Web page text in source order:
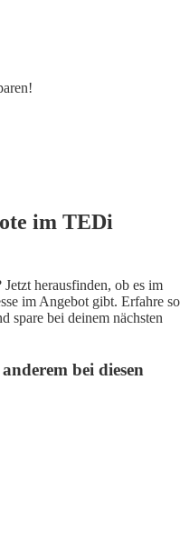
im TEDi
herausfinden, ob es im
im Angebot gibt. Erfahre so
spare bei deinem nächsten
bei diesen